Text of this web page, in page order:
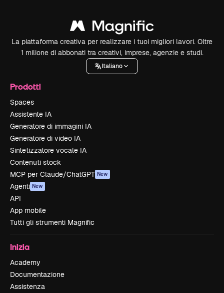
La piattaforma creativa per realizzare i tuoi migliori lavori. Oltre
1 milione di abbonati tra creativi, imprese, agenzie e studi.
Italiano
Prodotti
Spaces
Assistente IA
Generatore di immagini IA
Generatore di video IA
Sintetizzatore vocale IA
Contenuti stock
MCP per Claude/ChatGPT New
Agenti New
API
App mobile
Tutti gli strumenti Magnific
Inizia
Academy
Documentazione
Assistenza